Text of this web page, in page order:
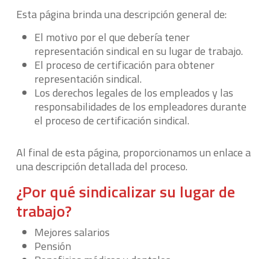
Esta página brinda una descripción general de:
El motivo por el que debería tener
representación sindical en su lugar de trabajo.
El proceso de certificación para obtener
representación sindical.
Los derechos legales de los empleados y las
responsabilidades de los empleadores durante
el proceso de certificación sindical.
Al final de esta página, proporcionamos un enlace a
una descripción detallada del proceso.
¿Por qué sindicalizar su lugar de
trabajo?
Mejores salarios
Pensión